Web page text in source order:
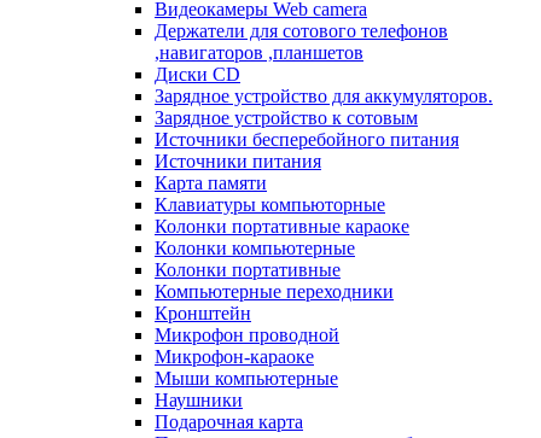
Видеокамеры Web camera
Держатели для сотового телефонов
,навигаторов ,планшетов
Диски CD
Зарядное устройство для аккумуляторов.
Зарядное устройство к сотовым
Источники бесперебойного питания
Источники питания
Карта памяти
Клавиатуры компьюторные
Колонки портативные караоке
Колонки компьютерные
Колонки портативные
Компьютерные переходники
Кронштейн
Микрофон проводной
Микрофон-караоке
Мыши компьютерные
Наушники
Подарочная карта